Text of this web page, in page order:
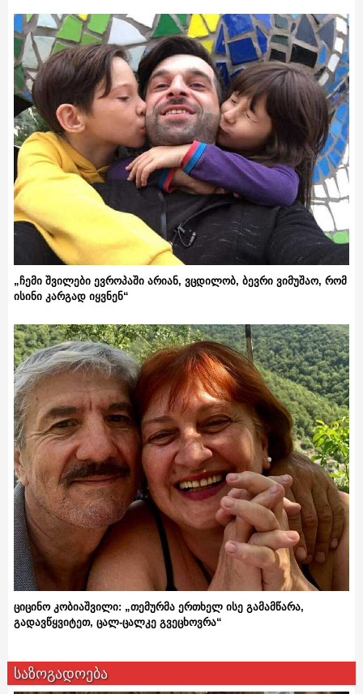
„ჩემი შვილები ევროპაში არიან, ვცდილობ, ბევრი ვიმუშაო, რომ
ისინი კარგად იყვნენ“
ციცინო კობიაშვილი: „თემურმა ერთხელ ისე გამამწარა,
გადავწყვიტეთ, ცალ-ცალკე გვეცხოვრა“
საზოგადოება